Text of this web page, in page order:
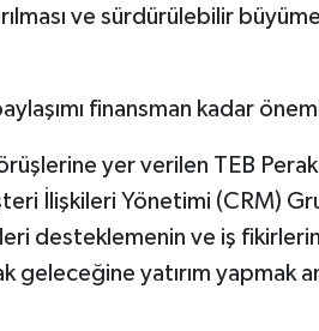
ve sürdürülebilir
finansman kadar
yer verilen TEB
İlişkileri Yönetimi (CRM)
desteklemenin ve iş
geleceğine yatırım yapmak